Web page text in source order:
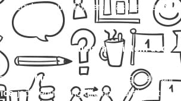
(reguler atau VIP), serta fasilitas yang
Parakan melayani sistem door
travel Mungkid Parakan
yang melayani
, jadi penumpang dijemput di alamat